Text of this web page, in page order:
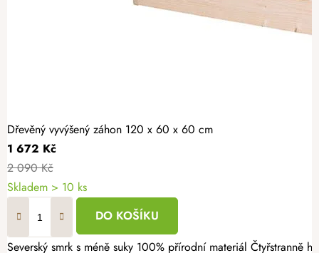
Dřevěný vyvýšený záhon 120 x 60 x 60 cm
1 672 Kč
2 090 Kč
Skladem > 10 ks
DO KOŠÍKU
Severský smrk s méně suky 100% přírodní materiál Čtyřstranně hoblovaný masiv Pěstujte vlastní zeleninu, bylinky nebo jahody jednoduše a s radostí. Dřevěný vyvýšený záhon 120 × 60 × 60 cm nabízí